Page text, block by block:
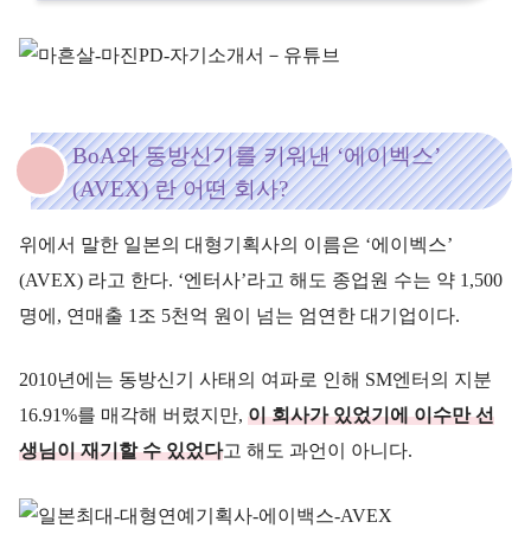
BoA와 동방신기를 키워낸 ‘에이벡스’
(AVEX) 란 어떤 회사?
위에서 말한 일본의 대형기획사의 이름은 ‘에이벡스’
(AVEX) 라고 한다. ‘엔터사’라고 해도 종업원 수는 약 1,500
명에, 연매출 1조 5천억 원이 넘는 엄연한 대기업이다.
2010년에는 동방신기 사태의 여파로 인해 SM엔터의 지분
16.91%를 매각해 버렸지만, 이 회사가 있었기에 이수만 선
생님이 재기할 수 있었다고 해도 과언이 아니다.